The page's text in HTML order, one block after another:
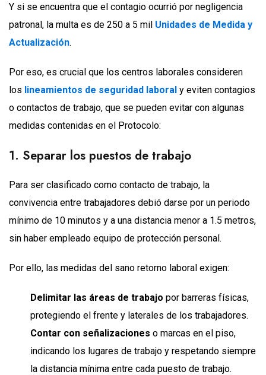
Y si se encuentra que el contagio ocurrió por negligencia
patronal, la multa es de 250 a 5 mil Unidades de Medida y
Actualización.
Por eso, es crucial que los centros laborales consideren
los lineamientos de seguridad laboral y eviten contagios
o contactos de trabajo, que se pueden evitar con algunas
medidas contenidas en el Protocolo:
1. Separar los puestos de trabajo
Para ser clasificado como contacto de trabajo, la
convivencia entre trabajadores debió darse por un periodo
mínimo de 10 minutos y a una distancia menor a 1.5 metros,
sin haber empleado equipo de protección personal.
Por ello, las medidas del sano retorno laboral exigen:
Delimitar las áreas de trabajo por barreras físicas,
protegiendo el frente y laterales de los trabajadores.
Contar con señalizaciones o marcas en el piso,
indicando los lugares de trabajo y respetando siempre
la distancia mínima entre cada puesto de trabajo.